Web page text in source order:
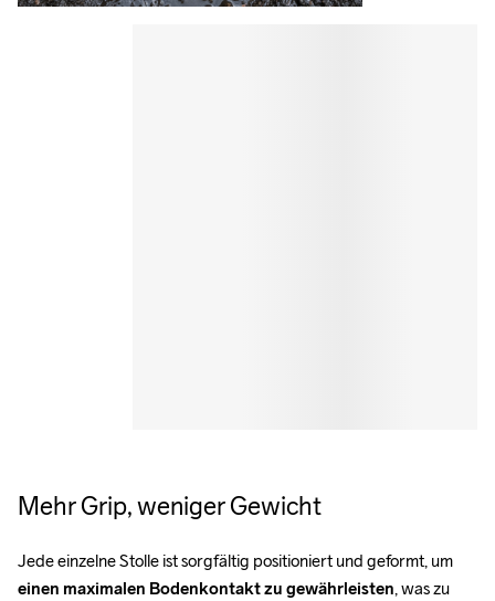
Mehr Grip, weniger Gewicht
einen maximalen Bodenkontakt zu gewährleisten, was zu